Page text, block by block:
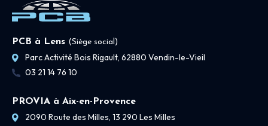
PCB à Lens (Siège social)
Parc Activité Bois Rigault, 62880 Vendin-le-Vieil
03 21 14 76 10
PROVIA à Aix-en-Provence
2090 Route des Milles, 13 290 Les Milles